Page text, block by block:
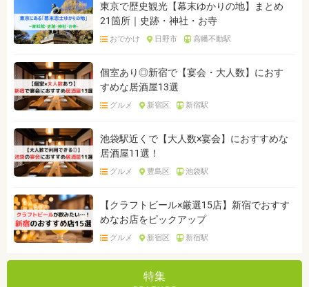
東京で歴史観光【幕末ゆかりの地】まとめ
21箇所｜史跡・神社・お寺
おでかけ 日野市 高幡不動駅
個室あり◎新宿で【宴会・大人数】におす
すめな居酒屋13選
グルメ 新宿区 新宿駅
池袋駅近くで【大人数×宴会】におすすめな
居酒屋11選！
グルメ 豊島区 池袋駅
【クラフトビール×厳選15店】新宿でおすす
めなお店をピックアップ
グルメ 新宿区 新宿駅
特集